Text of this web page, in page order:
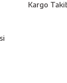
Kargo